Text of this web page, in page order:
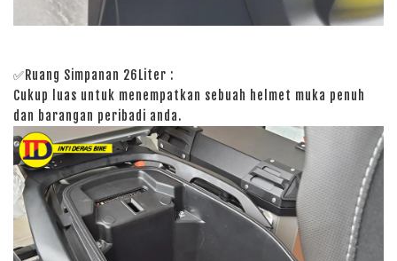
✅Ruang Simpanan 26Liter :
Cukup luas untuk menempatkan sebuah helmet muka penuh
dan barangan peribadi anda.